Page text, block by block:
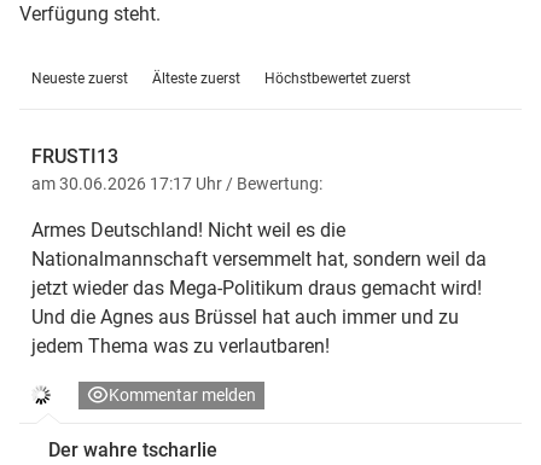
Verfügung steht.
Neueste zuerst Älteste zuerst Höchstbewertet zuerst
FRUSTI13
am 30.06.2026 17:17 Uhr / Bewertung:
Armes Deutschland! Nicht weil es die
Nationalmannschaft versemmelt hat, sondern weil da
jetzt wieder das Mega-Politikum draus gemacht wird!
Und die Agnes aus Brüssel hat auch immer und zu
jedem Thema was zu verlautbaren!
Kommentar melden
Der wahre tscharlie